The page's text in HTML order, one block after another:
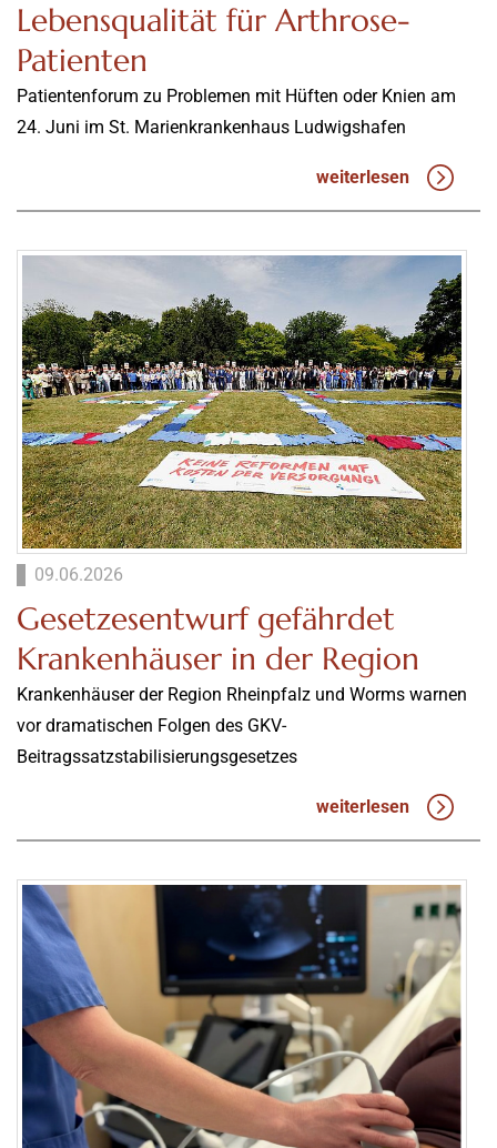
Lebensqualität für Arthrose-
Patienten
Patientenforum zu Problemen mit Hüften oder Knien am
24. Juni im St. Marienkrankenhaus Ludwigshafen
weiterlesen
09.06.2026
Gesetzesentwurf gefährdet
Krankenhäuser in der Region
Krankenhäuser der Region Rheinpfalz und Worms warnen
vor dramatischen Folgen des GKV-
Beitragssatzstabilisierungsgesetzes
weiterlesen